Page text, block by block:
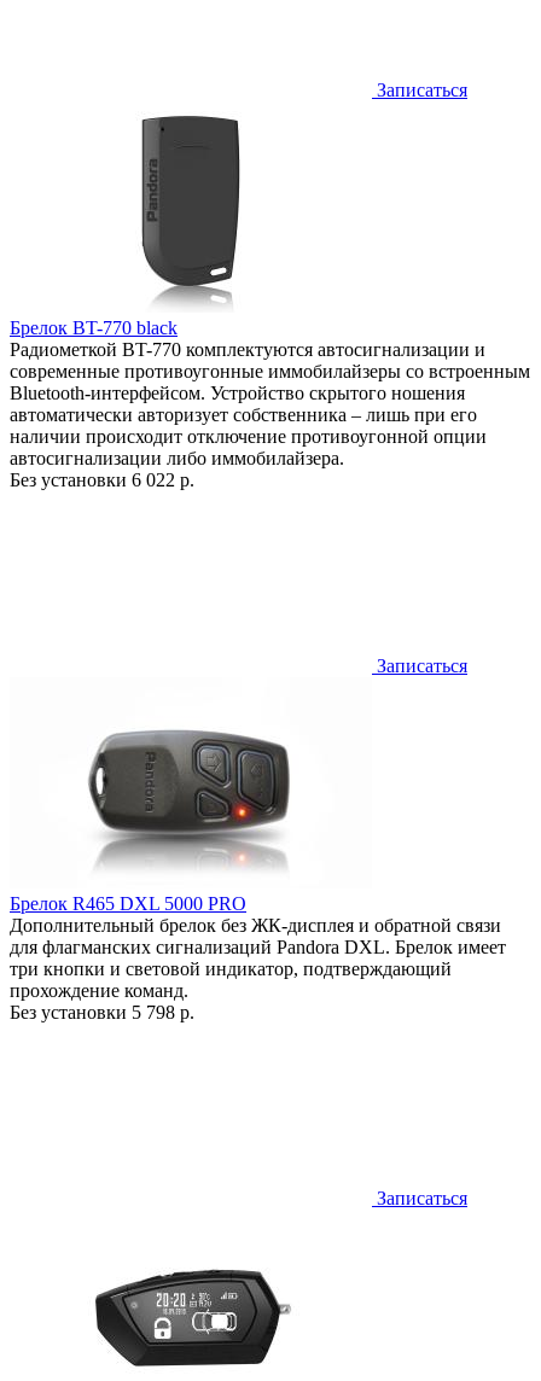
Записаться
Брелок BT-770 black
Радиометкой BT-770 комплектуются автосигнализации и
современные противоугонные иммобилайзеры со встроенным
Bluetooth-интерфейсом. Устройство скрытого ношения
автоматически авторизует собственника – лишь при его
наличии происходит отключение противоугонной опции
автосигнализации либо иммобилайзера.
Без установки 6 022 р.
Записаться
Брелок R465 DXL 5000 PRO
Дополнительный брелок без ЖК-дисплея и обратной связи
для флагманских сигнализаций Pandora DXL. Брелок имеет
три кнопки и световой индикатор, подтверждающий
прохождение команд.
Без установки 5 798 р.
Записаться